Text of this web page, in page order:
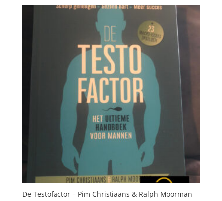
De Testofactor – Pim Christiaans & Ralph Moorman